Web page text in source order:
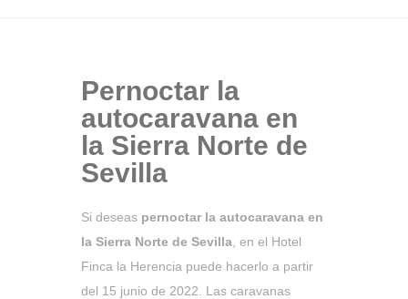
Pernoctar la
autocaravana en
la Sierra Norte de
Sevilla
Si deseas pernoctar la autocaravana en
la Sierra Norte de Sevilla , en el Hotel
Finca la Herencia puede hacerlo a partir
del 15 junio de 2022. Las caravanas